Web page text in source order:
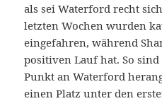
als sei Waterford recht
letzten Wochen wurden
eingefahren, während
positiven Lauf hat. So
Punkt an Waterford
einen Platz unter den